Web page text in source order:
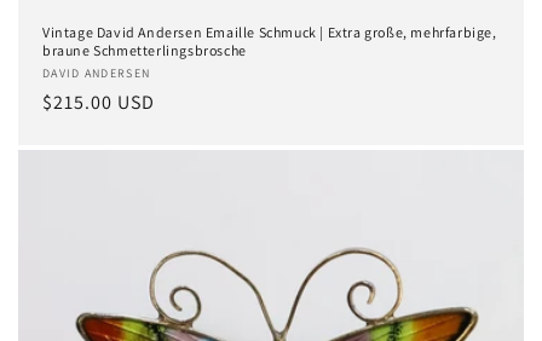
Vintage David Andersen Emaille Schmuck | Extra große, mehrfarbige,
braune Schmetterlingsbrosche
Anbieter:
DAVID ANDERSEN
Normaler
$215.00 USD